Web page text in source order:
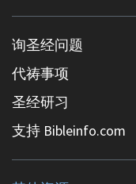
询圣经问题
代祷事项
圣经研习
支持 Bibleinfo.com